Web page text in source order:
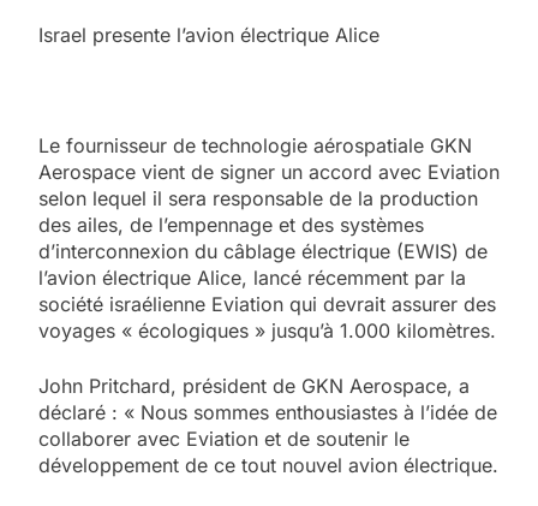
Israel presente l’avion électrique Alice
Le fournisseur de technologie aérospatiale GKN
Aerospace vient de signer un accord avec Eviation
selon lequel il sera responsable de la production
des ailes, de l’empennage et des systèmes
d’interconnexion du câblage électrique (EWIS) de
l’avion électrique Alice, lancé récemment par la
société israélienne Eviation qui devrait assurer des
voyages « écologiques » jusqu’à 1.000 kilomètres.
John Pritchard, président de GKN Aerospace, a
déclaré : « Nous sommes enthousiastes à l’idée de
collaborer avec Eviation et de soutenir le
développement de ce tout nouvel avion électrique.